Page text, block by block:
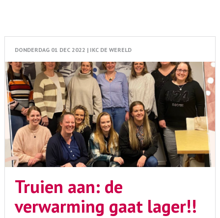
DONDERDAG 01 DEC 2022 | IKC DE WERELD
Truien aan: de
verwarming gaat lager!!